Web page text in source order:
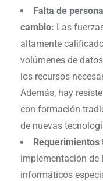
Falta de
cambio: Las
altamente
volúmenes de
los recursos
Además, hay
con formación
de nuevas
Requerimientos
implementación de
informáticos